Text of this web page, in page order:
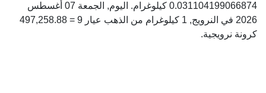
0.031104199066874 كيلوغرام. اليوم, الجمعة 07 أغسطس
2026 في النرويج, 1 كيلوغرام من الذهب عيار 9 = 497,258.88
كرونة نرويجية.